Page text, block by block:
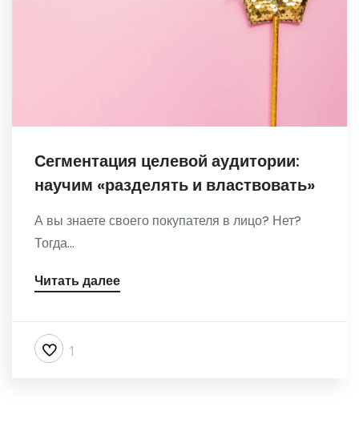
Сегментация целевой аудитории:
научим «разделять и властвовать»
А вы знаете своего покупателя в лицо? Нет?
Тогда...
Читать далее
1